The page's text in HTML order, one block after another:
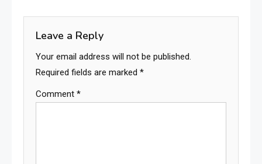
Leave a Reply
Your email address will not be published.
Required fields are marked *
Comment *